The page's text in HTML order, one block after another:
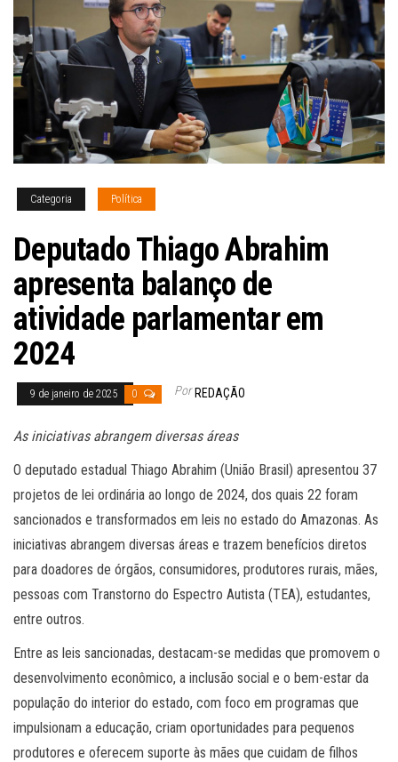
Categoria Política
Deputado Thiago Abrahim
apresenta balanço de
atividade parlamentar em
2024
9 de janeiro de 2025 0 Por REDAÇÃO
As iniciativas abrangem diversas áreas
O deputado estadual Thiago Abrahim (União Brasil) apresentou 37
projetos de lei ordinária ao longo de 2024, dos quais 22 foram
sancionados e transformados em leis no estado do Amazonas. As
iniciativas abrangem diversas áreas e trazem benefícios diretos
para doadores de órgãos, consumidores, produtores rurais, mães,
pessoas com Transtorno do Espectro Autista (TEA), estudantes,
entre outros.
Entre as leis sancionadas, destacam-se medidas que promovem o
desenvolvimento econômico, a inclusão social e o bem-estar da
população do interior do estado, com foco em programas que
impulsionam a educação, criam oportunidades para pequenos
produtores e oferecem suporte às mães que cuidam de filhos